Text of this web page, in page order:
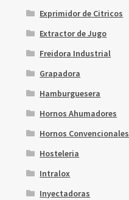
Exprimidor de Citricos
Extractor de Jugo
Freidora Industrial
Grapadora
Hamburguesera
Hornos Ahumadores
Hornos Convencionales
Hosteleria
Intralox
Inyectadoras